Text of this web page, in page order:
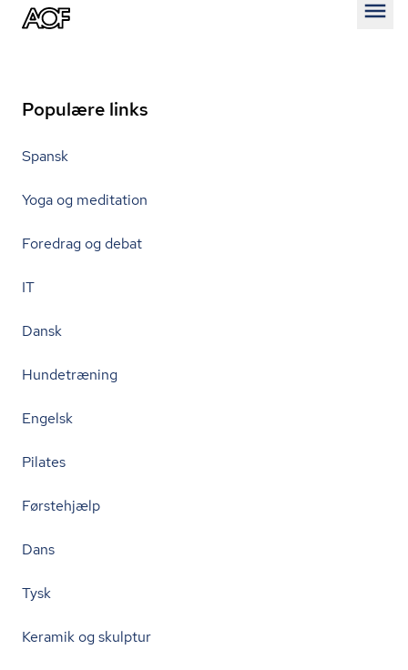
Populære links
Spansk
Yoga og meditation
Foredrag og debat
IT
Dansk
Hundetræning
Engelsk
Pilates
Førstehjælp
Dans
Tysk
Keramik og skulptur